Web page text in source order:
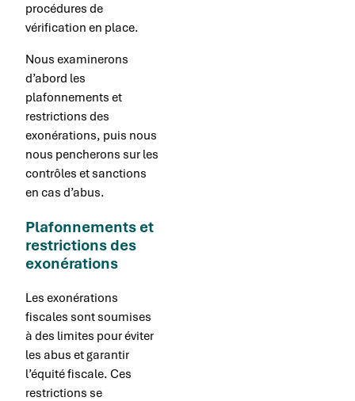
procédures de
vérification en place.
Nous examinerons
d’abord les
plafonnements et
restrictions des
exonérations, puis nous
nous pencherons sur les
contrôles et sanctions
en cas d’abus.
Plafonnements et
restrictions des
exonérations
Les exonérations
fiscales sont soumises
à des limites pour éviter
les abus et garantir
l’équité fiscale. Ces
restrictions se